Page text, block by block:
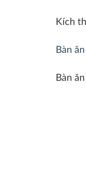
Kích
Bàn
Bàn